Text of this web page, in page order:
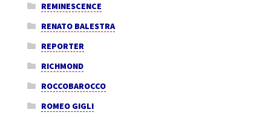
REMINESCENCE
RENATO BALESTRA
REPORTER
RICHMOND
ROCCOBAROCCO
ROMEO GIGLI